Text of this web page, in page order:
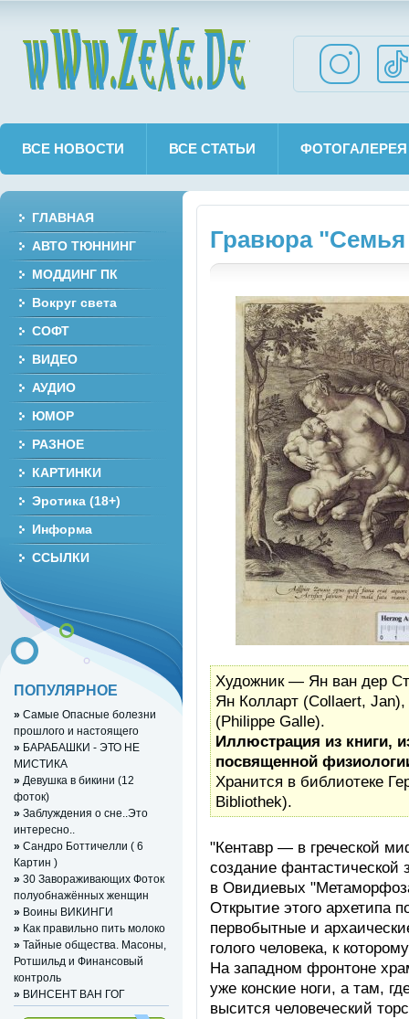
ВСЕ НОВОСТИ ВСЕ СТАТЬИ ФОТОГАЛЕРЕЯ
Гравюра "Семья
Художник — Ян ван дер
Ян Колларт (Collaert,
(Philippe Galle).
Иллюстрация из книги,
посвященной
Хранится в библиотеке
Bibliothek).
"Кентавр — в греческой
создание
в Овидиевых
Открытие этого архетипа
первобытные и
голого человека, к
На западном фронтоне
уже конские ноги, а там,
высится человеческий
ГЛАВНАЯ
АВТО ТЮННИНГ
МОДДИНГ ПК
Вокруг света
СОФТ
ВИДЕО
АУДИО
ЮМОР
РАЗНОЕ
КАРТИНКИ
Эротика (18+)
Информа
ССЫЛКИ
ПОПУЛЯРНОЕ
» Самые Опасные болезни
прошлого и настоящего
» БАРАБАШКИ - ЭТО НЕ
МИСТИКА
» Девушка в бикини (12
фоток)
» Заблуждения о сне..Это
интересно..
» Сандро Боттичелли ( 6
Картин )
» 30 Завораживающих Фоток
полуобнажённых женщин
» Воины ВИКИНГИ
» Как правильно пить молоко
» Тайные общества. Масоны,
Ротшильд и Финансовый
контроль
» ВИНСЕНТ ВАН ГОГ